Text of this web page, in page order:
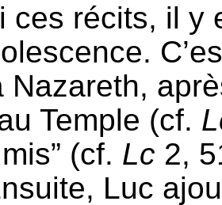
ces récits, il y
Nazareth,
Temple (cf.
(cf. Lc 2,
Luc